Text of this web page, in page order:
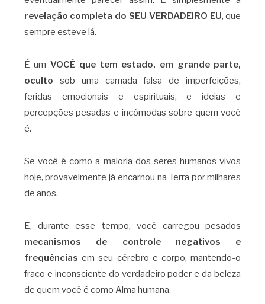
revelação completa do SEU VERDADEIRO EU, que
sempre esteve lá.
É umVOCÊ que tem estado, em grande parte,
oculto sob uma camada falsa de imperfeições,
feridas emocionais e espirituais, e ideias e
percepções pesadas e incômodas sobre quem você
é.
Se você é como a maioria dos seres humanos vivos
hoje, provavelmente já encarnou na Terra por milhares
de anos.
E, durante esse tempo, você carregou pesados
mecanismos de controle negativos e
frequências em seu cérebro e corpo, mantendo-o
fraco e inconsciente do verdadeiro poder e da beleza
de quem você é como Alma humana.